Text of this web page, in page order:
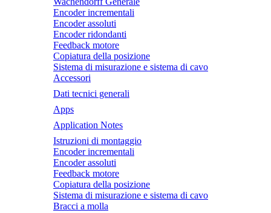
Encoder incrementali
Encoder assoluti
Encoder ridondanti
Feedback motore
Copiatura della posizione
Sistema di misurazione e sistema di cavo
Accessori
Dati tecnici generali
Apps
Application Notes
Istruzioni di montaggio
Encoder incrementali
Encoder assoluti
Feedback motore
Copiatura della posizione
Sistema di misurazione e sistema di cavo
Bracci a molla